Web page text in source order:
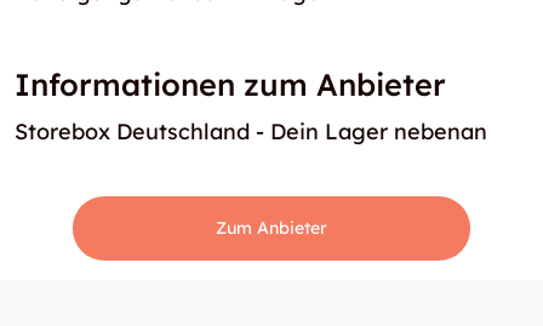
Informationen zum Anbieter
Storebox Deutschland - Dein Lager nebenan
Zum Anbieter